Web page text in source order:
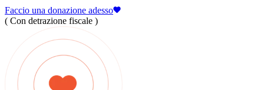
Faccio una donazione adesso
( Con detrazione fiscale )